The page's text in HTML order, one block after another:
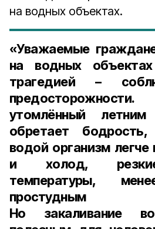
на водных объектах.
«Уважаемые
на водных
трагедией –
утомлённый
обретает
водой организм
и холод,
температуры,
простудным
Но закаливание